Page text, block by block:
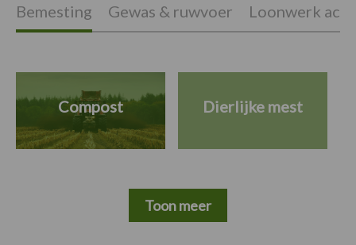
Bemesting Gewas & ruwvoer Loonwerk
Compost Dierlijke mest
Toon meer